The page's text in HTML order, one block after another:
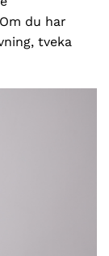
du har
tveka